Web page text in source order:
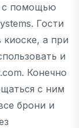
с помощью
Гости
а при
и
Конечно
с ним
брони и